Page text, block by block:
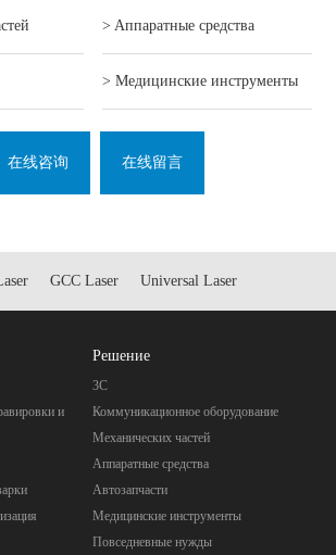
> Aппаратные средства
> Mедицинские инструменты
在线咨询 在线留言
GCC Laser Universal Laser
и
Pешение
3C
Коммуникационное оборудование
Механических частей
Aппаратные средства
Автозапчасти
Mедицинские инструменты
Повседневные нужды